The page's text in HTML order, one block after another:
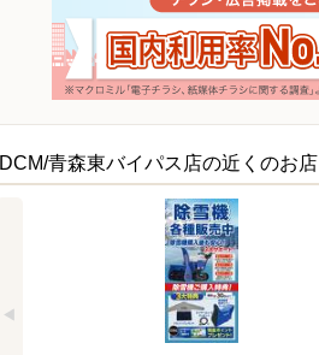
DCM/青森東バイパス店の近くのお店